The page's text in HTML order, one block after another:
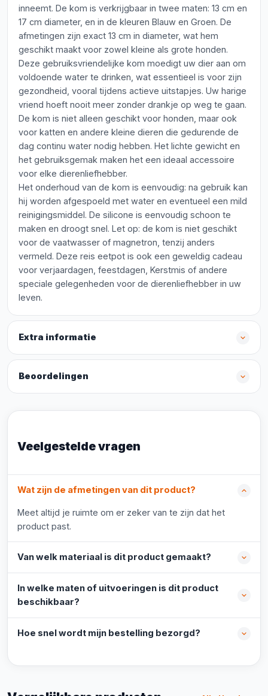
inneemt. De kom is verkrijgbaar in twee maten: 13 cm en
17 cm diameter, en in de kleuren Blauw en Groen. De
afmetingen zijn exact 13 cm in diameter, wat hem
geschikt maakt voor zowel kleine als grote honden.
Deze gebruiksvriendelijke kom moedigt uw dier aan om
voldoende water te drinken, wat essentieel is voor zijn
gezondheid, vooral tijdens actieve uitstapjes. Uw harige
vriend hoeft nooit meer zonder drankje op weg te gaan.
De kom is niet alleen geschikt voor honden, maar ook
voor katten en andere kleine dieren die gedurende de
dag continu water nodig hebben. Het lichte gewicht en
het gebruiksgemak maken het een ideaal accessoire
voor elke dierenliefhebber.
Het onderhoud van de kom is eenvoudig: na gebruik kan
hij worden afgespoeld met water en eventueel een mild
reinigingsmiddel. De silicone is eenvoudig schoon te
maken en droogt snel. Let op: de kom is niet geschikt
voor de vaatwasser of magnetron, tenzij anders
vermeld. Deze reis eetpot is ook een geweldig cadeau
voor verjaardagen, feestdagen, Kerstmis of andere
speciale gelegenheden voor de dierenliefhebber in uw
leven.
Extra informatie
Beoordelingen
Veelgestelde vragen
Wat zijn de afmetingen van dit product?
Meet altijd je ruimte om er zeker van te zijn dat het
product past.
Van welk materiaal is dit product gemaakt?
In welke maten of uitvoeringen is dit product
beschikbaar?
Hoe snel wordt mijn bestelling bezorgd?